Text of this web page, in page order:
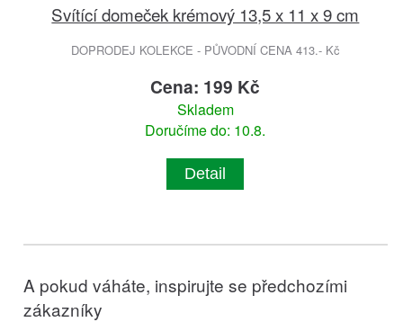
Svítící domeček krémový 13,5 x 11 x 9 cm
DOPRODEJ KOLEKCE - PŮVODNÍ CENA 413.- Kč
Cena: 199 Kč
Skladem
Doručíme do: 10.8.
Detail
A pokud váháte, inspirujte se předchozími
zákazníky